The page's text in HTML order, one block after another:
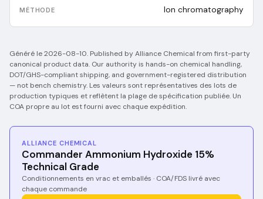
Ion chromatography
Généré le2026-08-10. Published by Alliance Chemical from first-party
canonical product data. Our authority is hands-on chemical handling,
DOT/GHS-compliant shipping, and government-registered distribution
— not bench chemistry. Les valeurs sont représentatives des lots de
production typiques et reflètent la plage de spécification publiée. Un
COA propre au lot est fourni avec chaque expédition.
ALLIANCE CHEMICAL
Commander Ammonium Hydroxide 15%
Technical Grade
Conditionnements en vrac et emballés · COA/FDS livré avec
chaque commande